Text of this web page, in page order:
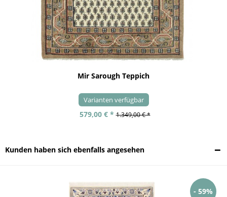
Mir Sarough Teppich
Varianten verfügbar
579,00 € * 1.349,00 € *
Kunden haben sich ebenfalls angesehen
- 59%